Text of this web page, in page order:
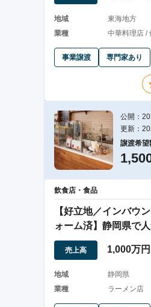
地域
東海地方
業種
中華料理店 /
事業譲渡 専門家あり
公開：
更新：
譲渡希望
飲食店・食品
【好立地／インバウ
ォーム済】静岡県で
店
売上高 1,000万
地域
静岡県
業種
ラーメン店